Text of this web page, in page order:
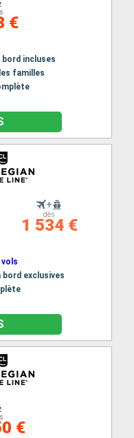
€
incluses
familles
+
dès
1 534 €
exclusives
€